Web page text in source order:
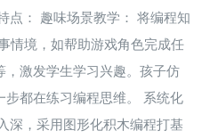
点： 趣味场景教学： 将编程知
情境，如帮助游戏角色完成任
激发学生学习兴趣。孩子仿
都在练习编程思维。 系统化
深，采用图形化积木编程打基